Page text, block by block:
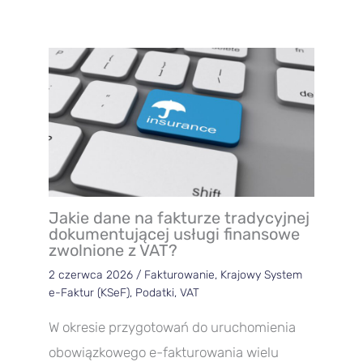
Jakie dane na fakturze tradycyjnej
dokumentującej usługi finansowe
zwolnione z VAT?
2 czerwca 2026 / Fakturowanie, Krajowy System
e-Faktur (KSeF), Podatki, VAT
W okresie przygotowań do uruchomienia
obowiązkowego e-fakturowania wielu